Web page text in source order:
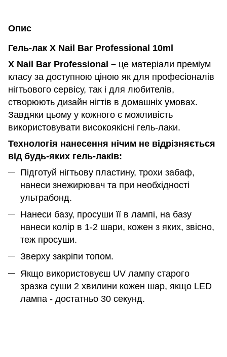
Опис
Гель-лак X Nail Bar Professional 10ml
X Nail Bar Professional – це матеріали преміум
класу за доступною ціною як для професіоналів
нігтьового сервісу, так і для любителів,
створюють дизайн нігтів в домашніх умовах.
Завдяки цьому у кожного є можливість
використовувати високоякісні гель-лаки.
Технологія нанесення нічим не відрізняється
від будь-яких гель-лаків:
Підготуй нігтьову пластину, трохи забаф,
нанеси знежирювач та при необхідності
ультрабонд.
Нанеси базу, просуши її в лампі, на базу
нанеси колір в 1-2 шари, кожен з яких, звісно,
теж просуши.
Зверху закріпи топом.
Якщо використовуєш UV лампу старого
зразка суши 2 хвилини кожен шар, якщо LED
лампа - достатньо 30 секунд.